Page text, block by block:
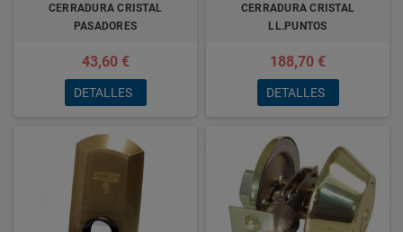
CERRADURA CRISTAL
PASADORES
43,60 €
DETALLES
CERRADURA CRISTAL
LL.PUNTOS
188,70 €
DETALLES